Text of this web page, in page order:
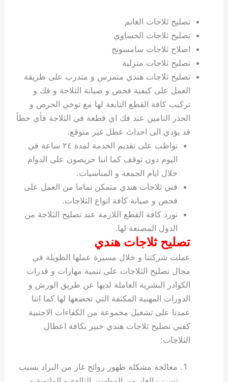
تصليح ثلاجات الغانم
تصليح ثلاجات الحساوي
اصلاح ثلاجات سامسونج
تصليح ثلاجات منزلية
تصليح ثلاجات هندي متمرس و متدرب على طريقة
العمل على كيفية فحص و صيانة الثلاجة و فك و
تركيب كافة القطع التابعة لها مع توخي الحرص و
الحذر التامين عند فك اي قطعة في الثلاجة فأي خطأ
قد يؤدي الى احداث عطل غير متوقع.
نواظب على تقديم الخدمة لمدة ٢٤ ساعة في
اليوم دون توقف كما اننا حريصون على الدوام
خلال ايام الجمعة و المناسبات.
فني ثلاجات هندي متمكن تماما من العمل على
فحص و صيانة كافة انواع الثلاجات.
نورد كافة القطع اللازمة عند تصليح الثلاجة من
الدول المصنعة لها.
تصليح ثلاجات هندي
عملت شركتنا و خلال مسيرة عملها الطويلة في
مجال تصليح الثلاجات على تنمية مهارات و قدرات
الكوادر البشرية العاملة لديها عن طريق الورش و
الدورات المهنية المكثفة التي تخضعها لها كما اننا
عمدنا على تشغيل مجموعة من الكفاءات الاجنبية
كفني تصليح ثلاجات هندي خبير بكافة اعطال
الثلاجات:
معالجة مشكلة ظهور روائح غاز من البراد بسبب